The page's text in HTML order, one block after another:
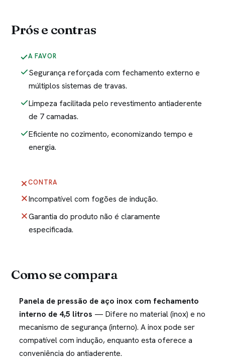
Prós e contras
A FAVOR
Segurança reforçada com fechamento externo e
múltiplos sistemas de travas.
Limpeza facilitada pelo revestimento antiaderente
de 7 camadas.
Eficiente no cozimento, economizando tempo e
energia.
CONTRA
Incompatível com fogões de indução.
Garantia do produto não é claramente
especificada.
Como se compara
Panela de pressão de aço inox com fechamento
interno de 4,5 litros — Difere no material (inox) e no
mecanismo de segurança (interno). A inox pode ser
compatível com indução, enquanto esta oferece a
conveniência do antiaderente.